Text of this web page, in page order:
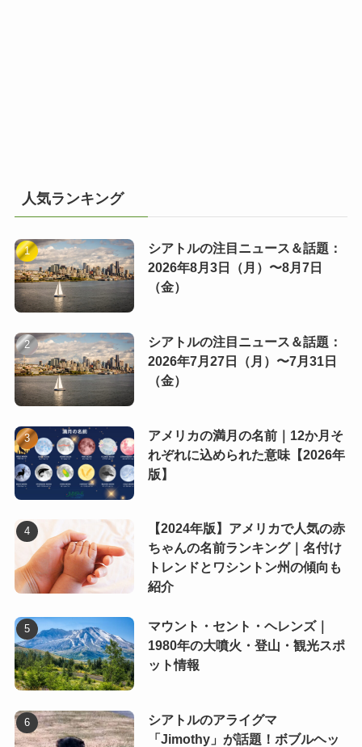
人気ランキング
シアトルの注目ニュース＆話題：
2026年8月3日（月）〜8月7日
（金）
シアトルの注目ニュース＆話題：
2026年7月27日（月）〜7月31日
（金）
アメリカの満月の名前｜12か月そ
れぞれに込められた意味【2026年
版】
【2024年版】アメリカで人気の赤
ちゃんの名前ランキング｜名付け
トレンドとワシントン州の傾向も
紹介
マウント・セント・ヘレンズ｜
1980年の大噴火・登山・観光スポ
ット情報
シアトルのアライグマ
「Jimothy」が話題！ボブルヘッ